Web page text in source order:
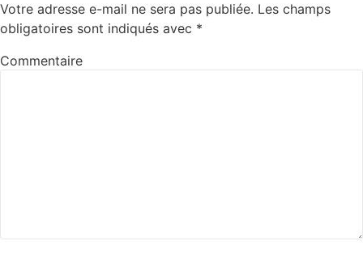
Votre adresse e-mail ne sera pas publiée. Les champs
obligatoires sont indiqués avec *
Commentaire